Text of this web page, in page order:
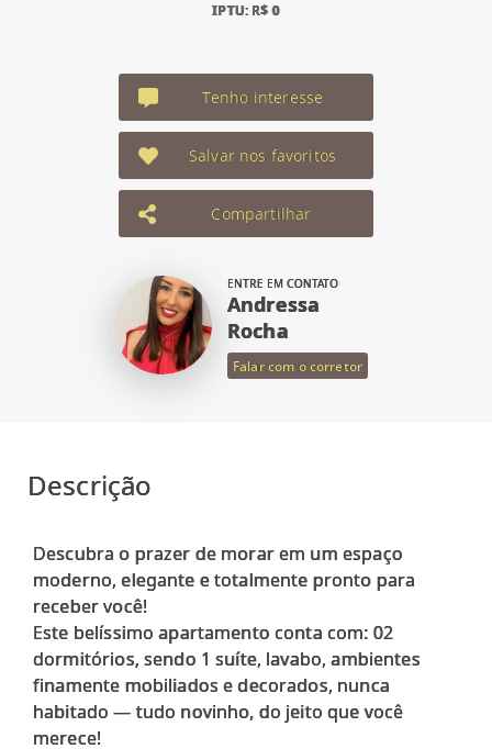
IPTU: R$ 0
Tenho interesse
Salvar nos favoritos
Compartilhar
ENTRE EM CONTATO
Andressa
Rocha
Falar com o corretor
Descrição
Descubra o prazer de morar em um espaço
moderno, elegante e totalmente pronto para
receber você!
Este belíssimo apartamento conta com: 02
dormitórios, sendo 1 suíte, lavabo, ambientes
finamente mobiliados e decorados, nunca
habitado — tudo novinho, do jeito que você
merece!